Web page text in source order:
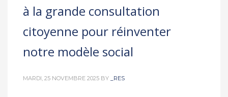
à la grande consultation
citoyenne pour réinventer
notre modèle social
MARDI, 25 NOVEMBRE 2025 BY _RES